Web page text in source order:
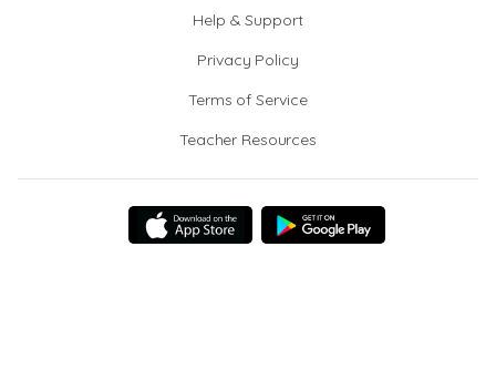
Help & Support
Privacy Policy
Terms of Service
Teacher Resources